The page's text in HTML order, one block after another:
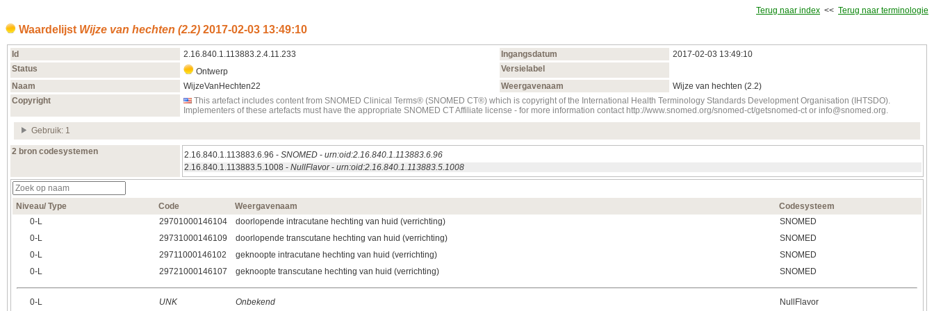
Terug naar index << Terug naar terminologie
Waardelijst Wijze van hechten (2.2) 2017‑02‑03 13:49:10
Id 2.16.840.1.113883.2.4.11.233 Ingangsdatum
2017‑02‑03 13:49:10
Status
Ontwerp
Versielabel
Naam
WijzeVanHechten22 Weergavenaam
Wijze van hechten (2.2)
Copyright
This artefact includes content from SNOMED Clinical Terms® (SNOMED CT®) which is copyright of the International Health Terminology Standards Development Organisation (IHTSDO).
Implementers of these artefacts must have the appropriate SNOMED CT Affiliate license - for more information contact http://www.snomed.org/snomed-ct/getsnomed-ct or info@snomed.org.
Gebruik: 1
2 bron codesystemen 2.16.840.1.113883.6.96 - SNOMED - urn:oid:2.16.840.1.113883.6.96
2.16.840.1.113883.5.1008 - NullFlavor- urn:oid:2.16.840.1.113883.5.1008
Niveau/ Type Code Weergavenaam
Codesysteem
0‑L
29701000146104 doorlopende intracutane hechting van huid (verrichting)
SNOMED
0‑L
29731000146109 doorlopende transcutane hechting van huid (verrichting)
SNOMED
0‑L
29711000146102 geknoopte intracutane hechting van huid (verrichting)
SNOMED
0‑L
29721000146107 geknoopte transcutane hechting van huid (verrichting) SNOMED
0‑L UNK Onbekend NullFlavor